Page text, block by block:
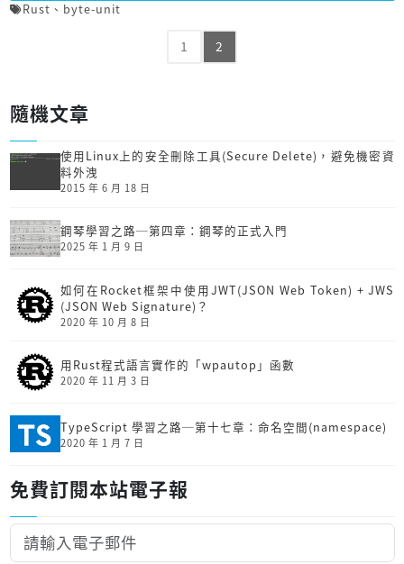
Rust 、 byte-unit
1 2
隨機文章
使用Linux上的安全刪除工具(Secure Delete)，避免機密資
料外洩
2015 年 6 月 18 日
鋼琴學習之路─第四章：鋼琴的正式入門
2025 年 1 月 9 日
如何在Rocket框架中使用JWT(JSON Web Token) + JWS
(JSON Web Signature)？
2020 年 10 月 8 日
用Rust程式語言實作的「wpautop」函數
2020 年 11 月 3 日
TypeScript 學習之路─第十七章：命名空間(namespace)
2020 年 1 月 7 日
免費訂閱本站電子報